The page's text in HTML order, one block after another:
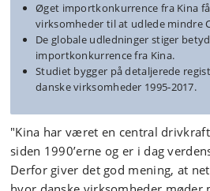
Øget importkonkurrence fra Kina
virksomheder til at udlede mindre
De globale udledninger stiger
importkonkurrence fra Kina.
Studiet bygger på detaljerede
danske virksomheder 1995‑2017.
"Kina har været en central
siden 1990’erne og er i dag
Derfor giver det god mening, at